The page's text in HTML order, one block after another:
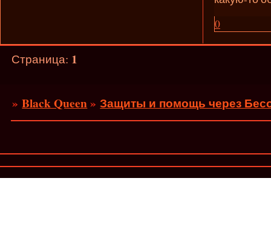
0
Страница: 1
»Black Queen»Защиты и помощь через